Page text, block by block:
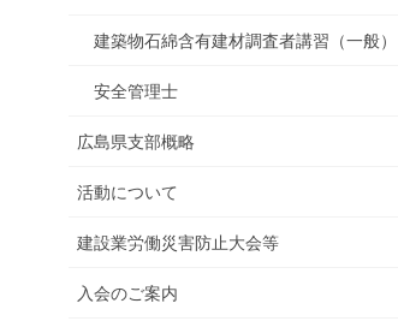
建築物石綿含有建材調査者講習（一般）
安全管理士
広島県支部概略
活動について
建設業労働災害防止大会等
入会のご案内